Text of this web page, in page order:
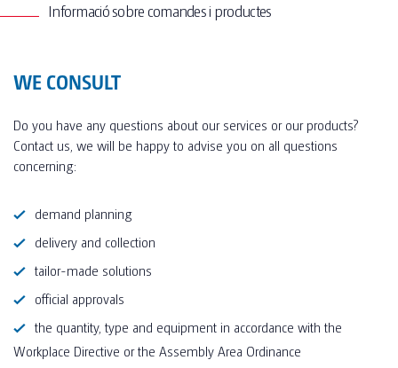
Informació sobre comandes i productes
WE CONSULT
Do you have any questions about our services or our products?
Contact us, we will be happy to advise you on all questions
concerning:
demand planning
delivery and collection
tailor-made solutions
official approvals
the quantity, type and equipment in accordance with the
Workplace Directive or the Assembly Area Ordinance